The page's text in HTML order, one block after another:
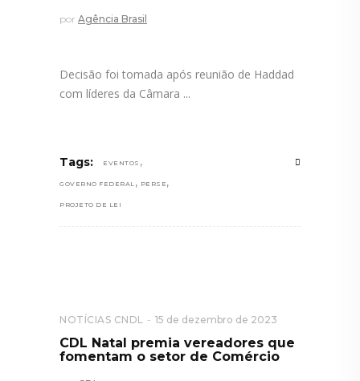
por Agência Brasil
Decisão foi tomada após reunião de Haddad
com líderes da Câmara
Tags: EVENTOS ,
GOVERNO FEDERAL , PERSE ,
PROJETO DE LEI
NOTÍCIAS CNDL 15 de dezembro de 2023
CDL Natal premia vereadores que
fomentam o setor de Comércio